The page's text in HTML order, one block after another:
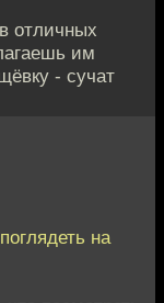
отличных
им
- сучат
на